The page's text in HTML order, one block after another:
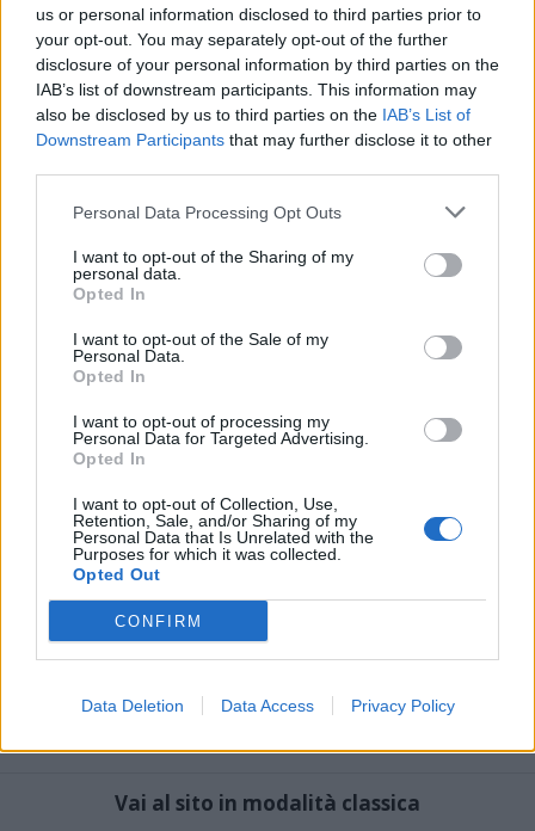
us or personal information disclosed to third parties prior to
your opt-out. You may separately opt-out of the further
disclosure of your personal information by third parties on the
IAB’s list of downstream participants. This information may
also be disclosed by us to third parties on the IAB’s List of
Downstream Participants that may further disclose it to other
Personal Data Processing Opt Outs
I want to opt-out of the Sharing of my
personal data.
Opted In
I want to opt-out of the Sale of my
Personal Data.
Opted In
I want to opt-out of processing my
Personal Data for Targeted Advertising.
Opted In
I want to opt-out of Collection, Use,
Retention, Sale, and/or Sharing of my
Personal Data that Is Unrelated with the
Purposes for which it was collected.
Opted Out
CONFIRM
Data Deletion Data Access Privacy Policy
Commenti
Accedioregistratiper commentare questo
articolo.
L'email è richiesta ma non verrà mostrata ai visitatori. Il contenuto di questo
commento esprime il pensiero dell'autore e non rappresenta la linea editoriale
di VareseNews.it, che rimane autonoma e indipendente. I messaggi inclusi nei
commenti non sono testi giornalistici, ma post inviati dai singoli lettori che
che includano uno o più link a siti esterni verranno rimossi in automatico dal
Vai al sito in modalità classica